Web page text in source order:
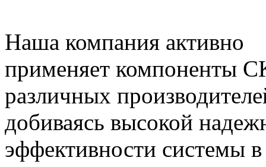
Наша компания активно
применяет компоненты
различных
добиваясь высокой
эффективности системы в